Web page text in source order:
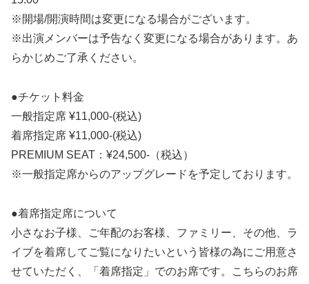
※開場/開演時間は変更になる場合がございます。
※出演メンバーは予告なく変更になる場合があります。あ
らかじめご了承ください。
●チケット料金
一般指定席 ¥11,000-(税込)
着席指定席 ¥11,000-(税込)
PREMIUM SEAT：¥24,500-（税込）
※一般指定席からのアップグレードを予定しております。
●着席指定席について
小さなお子様、ご年配のお客様、ファミリー、その他、ラ
イブを着席してご覧になりたいという皆様の為にご用意さ
せていただく、「着席指定」でのお席です。こちらのお席